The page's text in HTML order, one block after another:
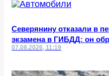
Северянину отказали в
экзамена в ГИБДД: он
07.08.2026, 11:19